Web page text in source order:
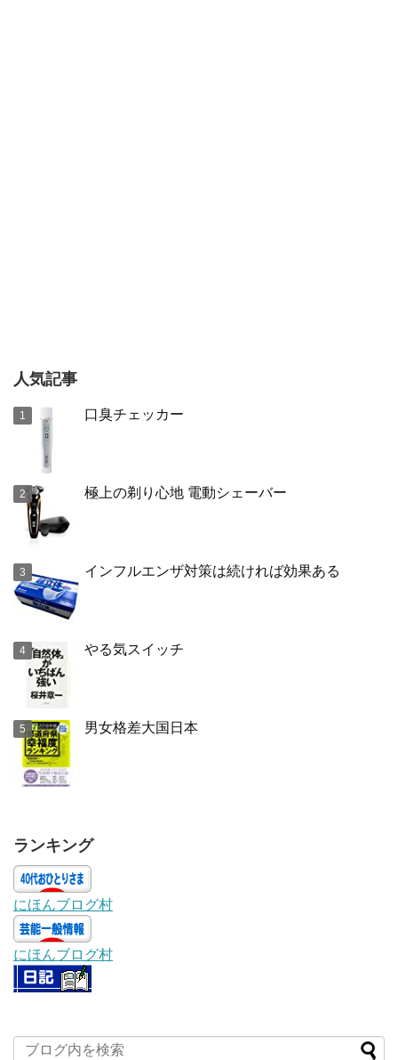
人気記事
口臭チェッカー
極上の剃り心地 電動シェーバー
インフルエンザ対策は続ければ効果ある
やる気スイッチ
男女格差大国日本
ランキング
にほんブログ村
にほんブログ村